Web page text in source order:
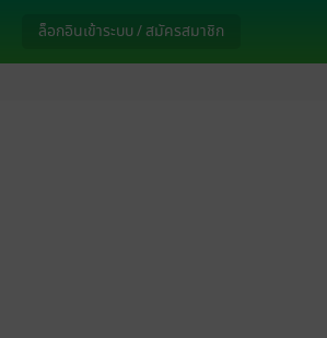
ล็อกอินเข้าระบบ / สมัครสมาชิก